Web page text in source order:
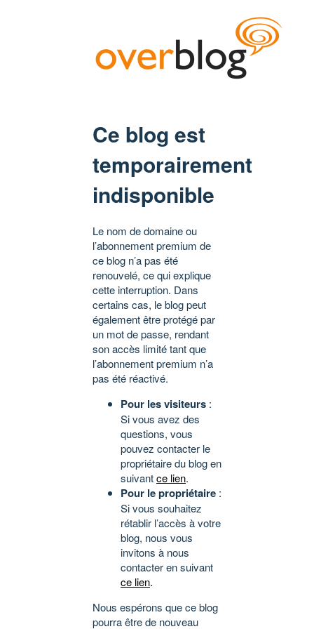
Ce blog est
temporairement
indisponible
Le nom de domaine ou
l’abonnement premium de
ce blog n’a pas été
renouvelé, ce qui explique
cette interruption. Dans
certains cas, le blog peut
également être protégé par
un mot de passe, rendant
son accès limité tant que
l’abonnement premium n’a
pas été réactivé.
Pour les visiteurs :
Si vous avez des
questions, vous
pouvez contacter le
propriétaire du blog en
suivantce lien.
Pour le propriétaire :
Si vous souhaitez
rétablir l’accès à votre
blog, nous vous
invitons à nous
contacter en suivant
ce lien.
Nous espérons que ce blog
pourra être de nouveau